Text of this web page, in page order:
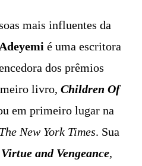
mais influentes da
Adeyemi é uma escritora
dos prêmios
livro, Children Of
em primeiro lugar na
The New York Times. Sua
and Vengeance,